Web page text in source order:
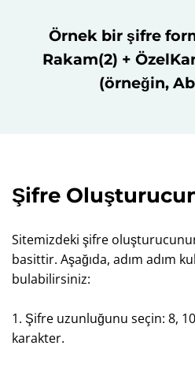
Örnek bir şifre
Rakam(2) +
(örneğin,
Şifre
Sitemizdeki şifre
basittir. Aşağıda, adım adım
bulabilirsiniz:
1. Şifre uzunluğunu seçin: 8,
karakter.